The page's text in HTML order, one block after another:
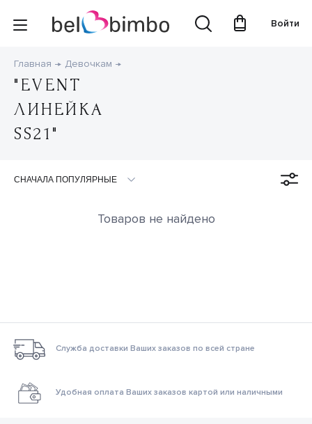
Войти
Главная Девочкам
"EVENT
ЛИНЕЙКА
SS21"
Товаров не найдено
Служба доставки Ваших заказов по всей стране
Удобная оплата Ваших заказов картой или наличными